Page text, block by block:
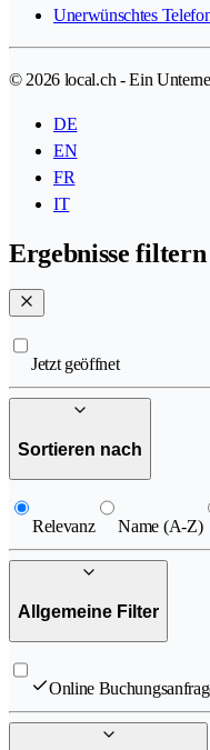
Unerwünschtes
© 2026 local.ch - Ein
DE
EN
FR
IT
Ergebnisse filtern
Jetzt geöffnet
Sortieren nach
Relevanz Name (A-Z)
Allgemeine Filter
Online